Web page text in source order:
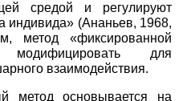
средой и регулируют
индивида» (Ананьев, 1968,
метод «фиксированной
для
взаимодействия.
метод основывается на